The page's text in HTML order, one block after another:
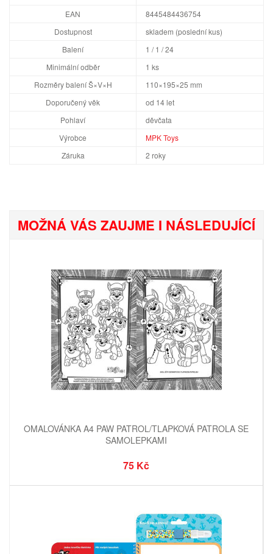
EAN
8445484436754
Dostupnost
skladem (poslední kus)
Balení
1 / 1 / 24
Minimální odběr
1 ks
Rozměry balení Š×V×H
110×195×25 mm
Doporučený věk
od 14 let
Pohlaví
děvčata
Výrobce
MPK Toys
Záruka
2 roky
MOŽNÁ VÁS ZAUJME I NÁSLEDUJÍCÍ
OMALOVÁNKA A4 PAW PATROL/TLAPKOVÁ PATROLA SE
SAMOLEPKAMI
75 Kč